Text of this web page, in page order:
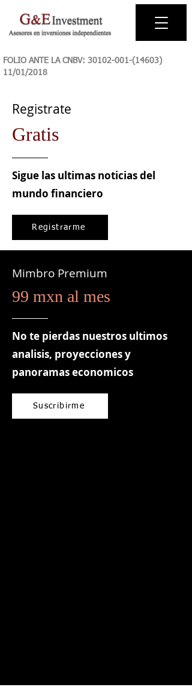
FOLIO ANTE LA CNBV: 30102-001-(14603)
11/01/2018
Registrate
Gratis
Sigue las ultimas noticias del
mundo financiero
Registrarme
Mimbro Premium
99 mxn al mes
No te pierdas nuestros ultimos
analisis, proyecciones y
panoramas economicos
Suscribirme